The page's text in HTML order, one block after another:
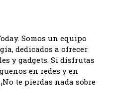
Somos un equipo
dedicados a ofrecer
y gadgets. Si disfrutas
en redes y en
te pierdas nada sobre